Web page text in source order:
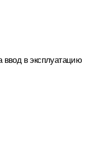
ввод в эксплуатацию